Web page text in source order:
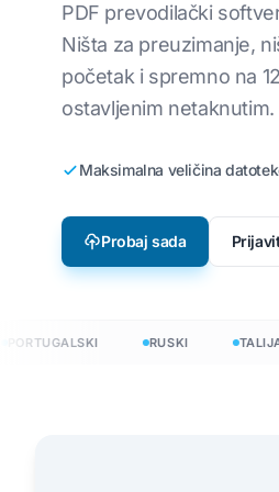
Lokalizacija video igara
e-Learning
Engleski
Engleski
Engleski
Engleski
PDF prevodilački
Ništa za preuzimanje,
početak i spremno na
ostavljenim netaknutim.
Maksimalna veličina
Probaj sada
RUSKI